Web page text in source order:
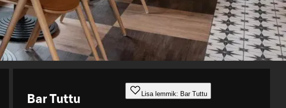
Bar Tuttu Lisa lemmik: Bar Tuttu